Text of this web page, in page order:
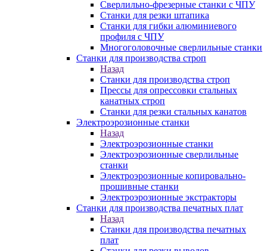
Сверлильно-фрезерные станки с ЧПУ
Станки для резки штапика
Станки для гибки алюминиевого
профиля с ЧПУ
Многоголовочные сверлильные станки
Станки для производства строп
Назад
Станки для производства строп
Прессы для опрессовки стальных
канатных строп
Станки для резки стальных канатов
Электроэрозионные станки
Назад
Электроэрозионные станки
Электроэрозионные сверлильные
станки
Электроэрозионные копировально-
прошивные станки
Электроэрозионные экстракторы
Станки для производства печатных плат
Назад
Станки для производства печатных
плат